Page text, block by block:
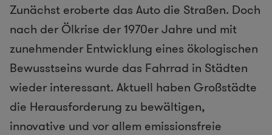
Zunächst eroberte das Auto die Straßen. Doch
nach der Ölkrise der 1970er Jahre und mit
zunehmender Entwicklung eines ökologischen
Bewusstseins wurde das Fahrrad in Städten
wieder interessant. Aktuell haben Großstädte
die Herausforderung zu bewältigen,
innovative und vor allem emissionsfreie